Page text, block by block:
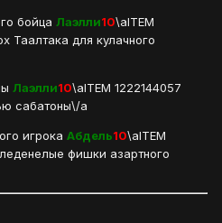
бойца Лаэлли10\aITEM
Таалтака для кулачного
Лаэлли10\aITEM 1222144057
сабатоны\/a
игрока Абдель10\aITEM
фишки азартного